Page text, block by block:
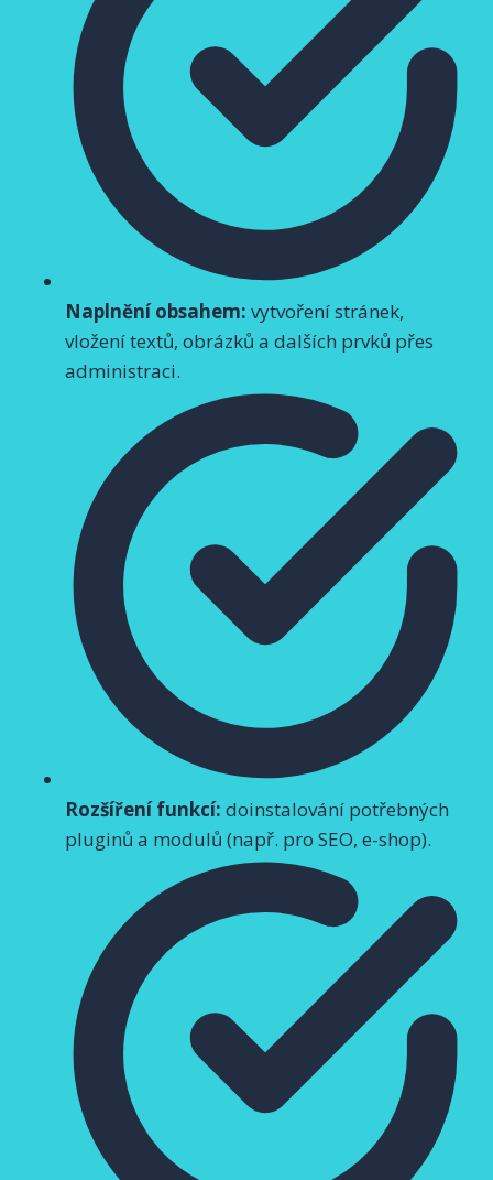
Naplnění obsahem: vytvoření stránek,
vložení textů, obrázků a dalších prvků přes
administraci.
Rozšíření funkcí: doinstalování potřebných
pluginů a modulů (např. pro SEO, e-shop).